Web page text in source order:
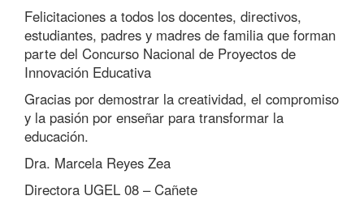
Felicitaciones a todos los docentes, directivos,
estudiantes, padres y madres de familia que forman
parte del Concurso Nacional de Proyectos de
Innovación Educativa
Gracias por demostrar la creatividad, el compromiso
y la pasión por enseñar para transformar la
educación.
Dra. Marcela Reyes Zea
Directora UGEL 08 – Cañete